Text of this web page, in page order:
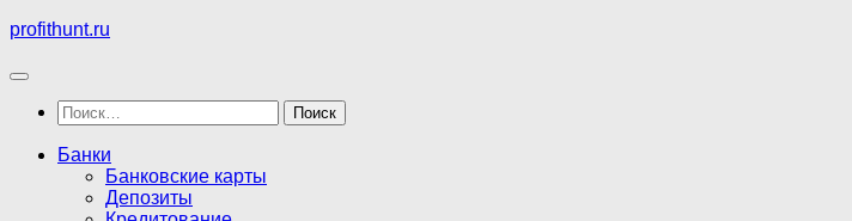
Перейти
содержимому
profithunt.ru
Найти:
Банки
Банковские карты
Депозиты